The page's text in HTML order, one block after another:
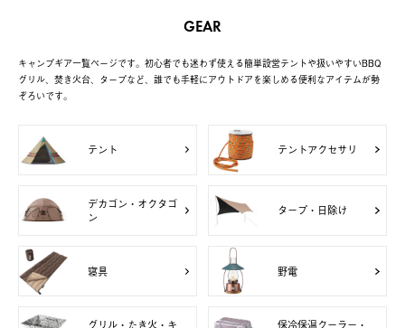
GEAR
キャンプギア一覧ページです。初心者でも迷わず使える簡単設営テントや扱いやすいBBQ
グリル、焚き火台、タープなど、誰でも手軽にアウトドアを楽しめる便利なアイテムが勢
ぞろいです。
テント テントアクセサリ
デカゴン・オクタゴ
ン
タープ・日除け
寝具 野電
グリル・たき火・キ
保冷保温クーラー・